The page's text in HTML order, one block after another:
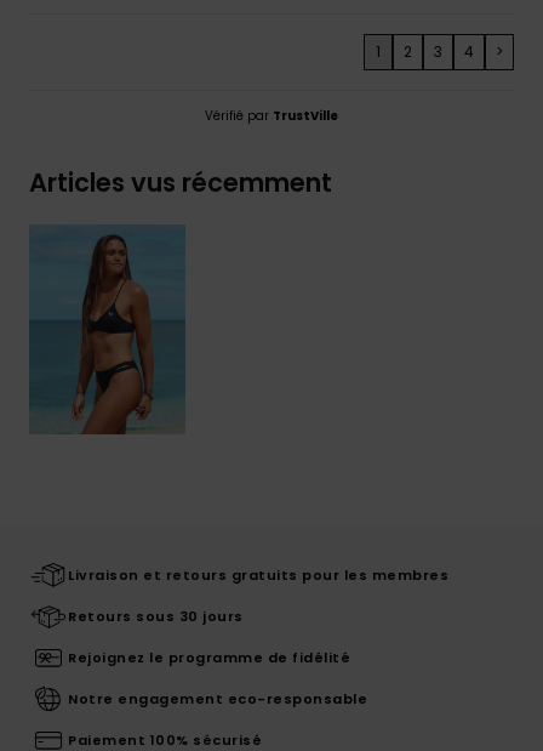
1 2 3 4 >
Vérifié par TrustVille
Articles vus récemment
Livraison et retours gratuits pour les membres
Retours sous 30 jours
Rejoignez le programme de fidélité
Notre engagement eco-responsable
Paiement 100% sécurisé